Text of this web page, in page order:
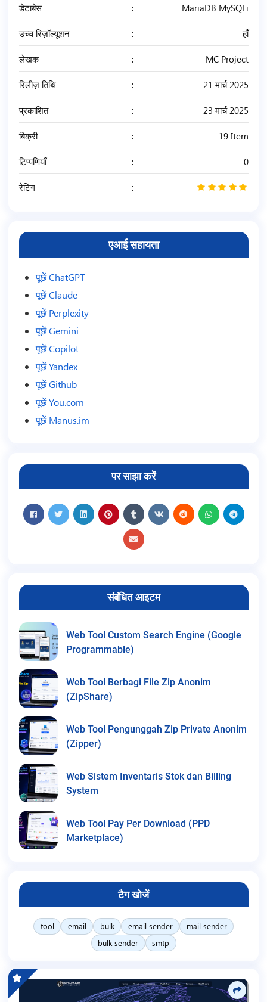
डेटाबेस MariaDB MySQLi
उच्च रिज़ॉल्यूशन हाँ
लेखक MC Project
रिलीज़ तिथि 21 मार्च 2025
प्रकाशित 23 मार्च 2025
बिक्री 19 Item
टिप्पणियाँ 0
रेटिंग
एआई सहायता
पूछें ChatGPT
पूछें Claude
पूछें Perplexity
पूछें Gemini
पूछें Copilot
पूछें Yandex
पूछें Github
पूछें You.com
पूछें Manus.im
पर साझा करें
संबंधित आइटम
Web Tool Custom Search Engine (Google
Programmable)
Web Tool Berbagi File Zip Anonim
(ZipShare)
Web Tool Pengunggah Zip Private Anonim
(Zipper)
Web Sistem Inventaris Stok dan Billing
System
Web Tool Pay Per Download (PPD
Marketplace)
टैग खोजें
tool email bulk email sender
mail sender
bulk sender
smtp